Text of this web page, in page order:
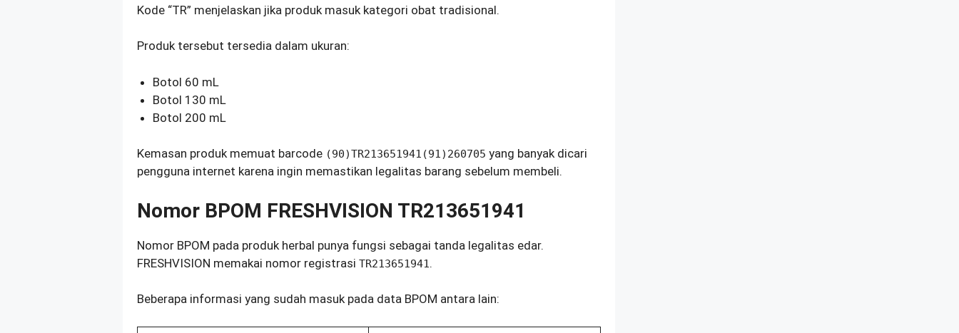
Kode “TR” menjelaskan jika produk masuk kategori obat tradisional.
Produk tersebut tersedia dalam ukuran:
Botol 60 mL
Botol 130 mL
Botol 200 mL
Kemasan produk memuat barcode (90)TR213651941(91)260705 yang banyak dicari
pengguna internet karena ingin memastikan legalitas barang sebelum membeli.
Nomor BPOM FRESHVISION TR213651941
Nomor BPOM pada produk herbal punya fungsi sebagai tanda legalitas edar.
FRESHVISION memakai nomor registrasi TR213651941.
Beberapa informasi yang sudah masuk pada data BPOM antara lain: